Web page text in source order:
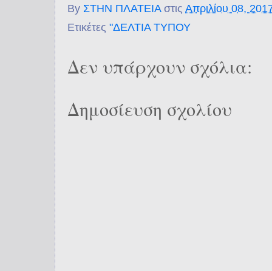
By ΣΤΗΝ ΠΛΑΤΕΙΑ στις Απριλίου 08,
Ετικέτες "ΔΕΛΤΙΑ ΤΥΠΟΥ
Δεν υπάρχουν σχόλια:
Δημοσίευση σχολίου